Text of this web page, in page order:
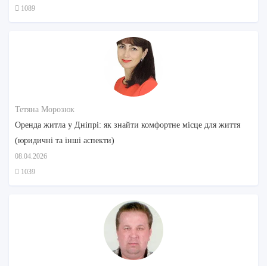
1089
Тетяна Морозюк
Оренда житла у Дніпрі: як знайти комфортне місце для життя
(юридичні та інші аспекти)
08.04.2026
1039